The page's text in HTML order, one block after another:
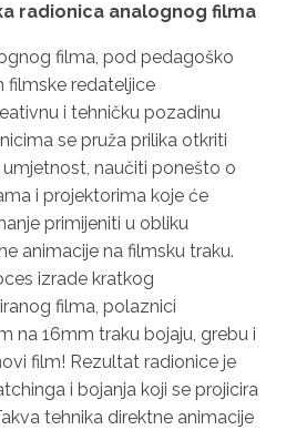
radionica analognog filma
filma, pod pedagoško
redateljice
i tehničku pozadinu
se pruža prilika otkriti
naučiti ponešto o
i projektorima koje će
primijeniti u obliku
animacije na filmsku traku.
izrade kratkog
filma, polaznici
na 16mm traku bojaju, grebu i
film! Rezultat radionice je
i bojanja koji se projicira
tehnika direktne animacije